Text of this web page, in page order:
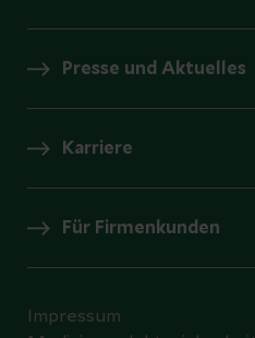
Presse und Aktuelles
Karriere
Für Firmenkunden
Impressum